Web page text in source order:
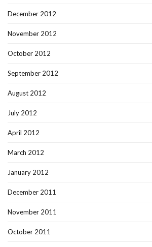
December 2012
November 2012
October 2012
September 2012
August 2012
July 2012
April 2012
March 2012
January 2012
December 2011
November 2011
October 2011